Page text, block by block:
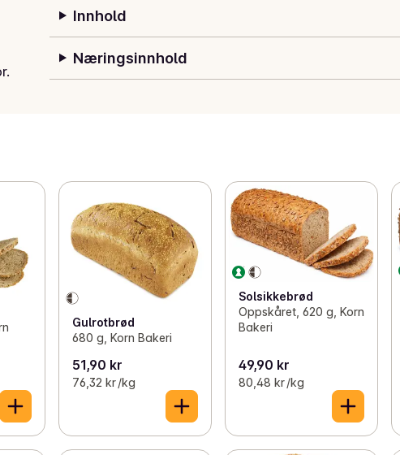
Innhold
Næringsinnhold
Gulrotbrød
680 g, Korn Bakeri
51,90 kr
76,32 kr /kg
Solsikkebrød
Oppskåret, 620 g, Korn
Bakeri
49,90 kr
80,48 kr /kg